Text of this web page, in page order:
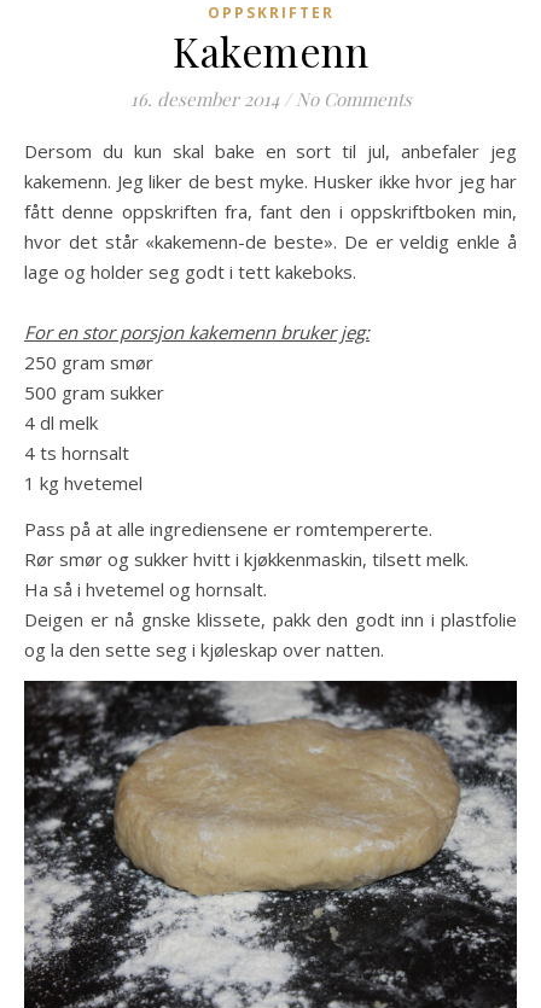
OPPSKRIFTER
Kakemenn
16. desember 2014 / No Comments
Dersom du kun skal bake en sort til jul, anbefaler jeg
kakemenn. Jeg liker de best myke. Husker ikke hvor jeg har
fått denne oppskriften fra, fant den i oppskriftboken min,
hvor det står «kakemenn-de beste». De er veldig enkle å
lage og holder seg godt i tett kakeboks.
For en stor porsjon kakemenn bruker jeg:
250 gram smør
500 gram sukker
4 dl melk
4 ts hornsalt
1 kg hvetemel
Pass på at alle ingrediensene er romtempererte.
Rør smør og sukker hvitt i kjøkkenmaskin, tilsett melk.
Ha så i hvetemel og hornsalt.
Deigen er nå gnske klissete, pakk den godt inn i plastfolie
og la den sette seg i kjøleskap over natten.